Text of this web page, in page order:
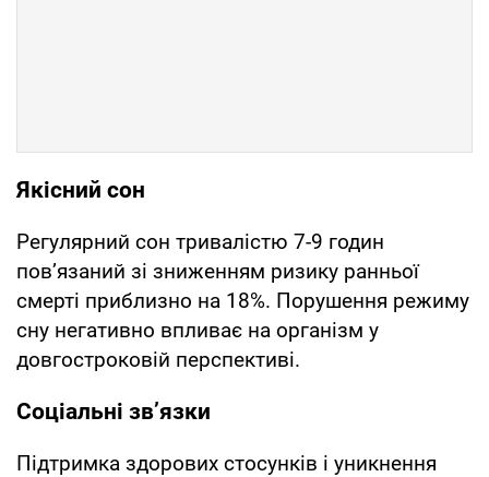
Якісний сон
Регулярний сон тривалістю 7-9 годин
пов’язаний зі зниженням ризику ранньої
смерті приблизно на 18%. Порушення режиму
сну негативно впливає на організм у
довгостроковій перспективі.
Соціальні зв’язки
Підтримка здорових стосунків і уникнення